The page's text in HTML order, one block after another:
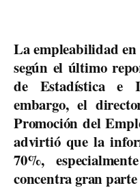
La empleabilidad
según el último
de Estadística e
embargo, el
Promoción del
advirtió que la
70%,
concentra gran